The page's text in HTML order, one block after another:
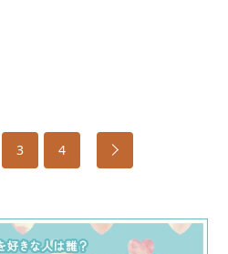
3 4